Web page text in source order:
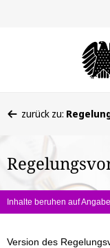
befinden
hier:
zurück zu:
Inhalte beruhen auf
Version des